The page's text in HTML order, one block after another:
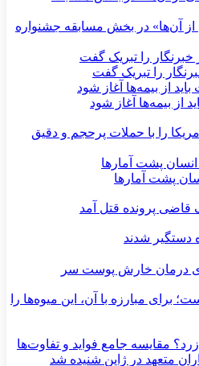
از آن‌ها» در بخش مسابقه جشنواره
را تبریک گفت
از بیمه‌ها آغاز شود
را با حملات پرحجم‌‌ و دقیق‌
پشت آمارها
قاضی پرونده قتل آمد
درمان خارش پوست سر
متنفر است؛ برای مبارزه با آن، این میوه‌ها را
مقایسه جامع فواید و تفاوت‌ها